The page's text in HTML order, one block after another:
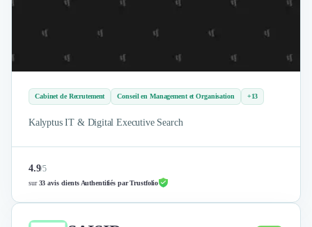
Cabinet de Recrutement Conseil en Management et Organisation +13
Kalyptus IT & Digital Executive Search
4.9/5
sur33 avis clients Authentifiés par Trustfolio